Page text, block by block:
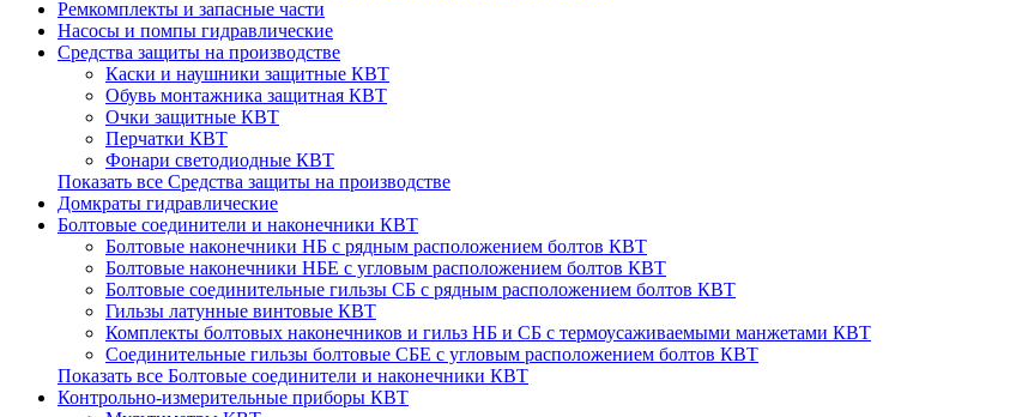
Ремкомплекты и запасные части
Насосы и помпы гидравлические
Средства защиты на производстве
Каски и наушники защитные КВТ
Обувь монтажника защитная КВТ
Очки защитные КВТ
Перчатки КВТ
Фонари светодиодные КВТ
Показать все Средства защиты на производстве
Домкраты гидравлические
Болтовые соединители и наконечники КВТ
Болтовые наконечники НБ с рядным расположением болтов КВТ
Болтовые наконечники НБЕ с угловым расположением болтов КВТ
Болтовые соединительные гильзы СБ с рядным расположением болтов КВТ
Гильзы латунные винтовые КВТ
Комплекты болтовых наконечников и гильз НБ и СБ с термоусаживаемыми манжетами КВТ
Соединительные гильзы болтовые CБЕ с угловым расположением болтов КВТ
Показать все Болтовые соединители и наконечники КВТ
Контрольно-измерительные приборы КВТ